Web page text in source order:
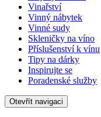
Vinařství
Vinný nábytek
Vinné sudy
Skleničky na víno
Příslušenství k vínu
Tipy na dárky
Inspirujte se
Poradenské služby
Otevřít navigaci